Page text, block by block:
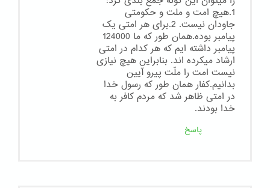
1.هیچ امت و ملت و حکومتی
جاودان نیست. 2.برای هر امتی یک
پیامبر بوده.همان طور که ما 124000
پیامبر داشته ایم که هر کدام در امتی
ارشاد میکرده اند. بنابراین هیچ نیازی
نیست امت را ملّت پیرو آیین
بدانیم.کفار همان طور که رسول خدا
در امتی ظاهر شد که مردم کافر به
خدا بودند.
پاسخ